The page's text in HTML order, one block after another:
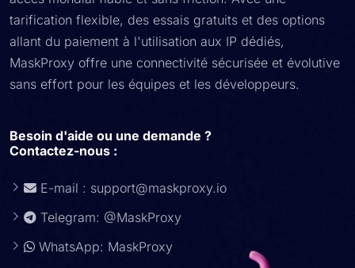
tarification flexible, des essais gratuits et des options
allant du paiement à l'utilisation aux IP dédiés,
MaskProxy offre une connectivité sécurisée et évolutive
sans effort pour les équipes et les développeurs.
Besoin d'aide ou une demande ?
Contactez-nous :
E-mail : support@maskproxy.io
Telegram: @MaskProxy
WhatsApp: MaskProxy